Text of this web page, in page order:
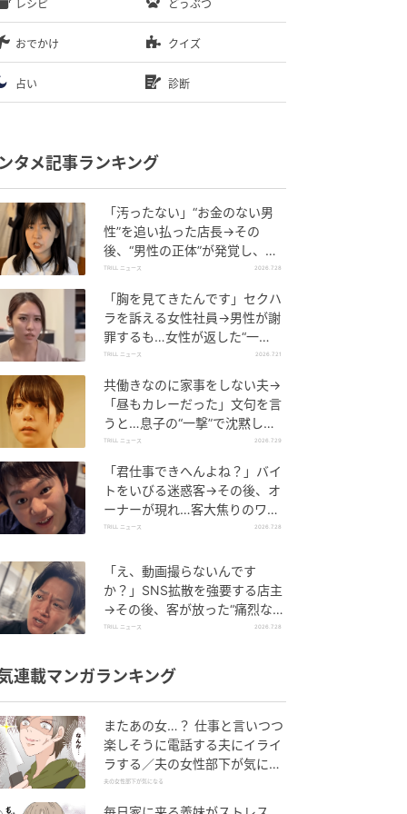
レシピ どうぶつ
おでかけ クイズ
占い 診断
タメ記事ランキング
「汚ったない」“お金のない男
性”を追い払った店長→その
後、“男性の正体”が発覚し、顔
面蒼白のワケ【短尺ドラマ】
TRILL ニュース 2026.7.28
「胸を見てきたんです」セクハ
ラを訴える女性社員→男性が謝
罪するも…女性が返した“一
言”に言葉を失う【短尺ドラマ】
TRILL ニュース 2026.7.21
共働きなのに家事をしない夫→
「昼もカレーだった」文句を言
うと…息子の“一撃”で沈黙した
ワケ【短尺ドラマ】
TRILL ニュース 2026.7.29
「君仕事できへんよね？」バイ
トをいびる迷惑客→その後、オ
ーナーが現れ…客大焦りのワケ
「すみませんでしたー」【短尺
TRILL ニュース 2026.7.28
「え、動画撮らないんです
か？」SNS拡散を強要する店主
→その後、客が放った“痛烈な一
言”に店主あ然のワケ【短尺ドラ
TRILL ニュース 2026.7.28
連載マンガランキング
またあの女…？ 仕事と言いつつ
楽しそうに電話する夫にイライ
ラする／夫の女性部下が気にな
る（1）【夫婦の危機 まんが】
夫の女性部下が気になる